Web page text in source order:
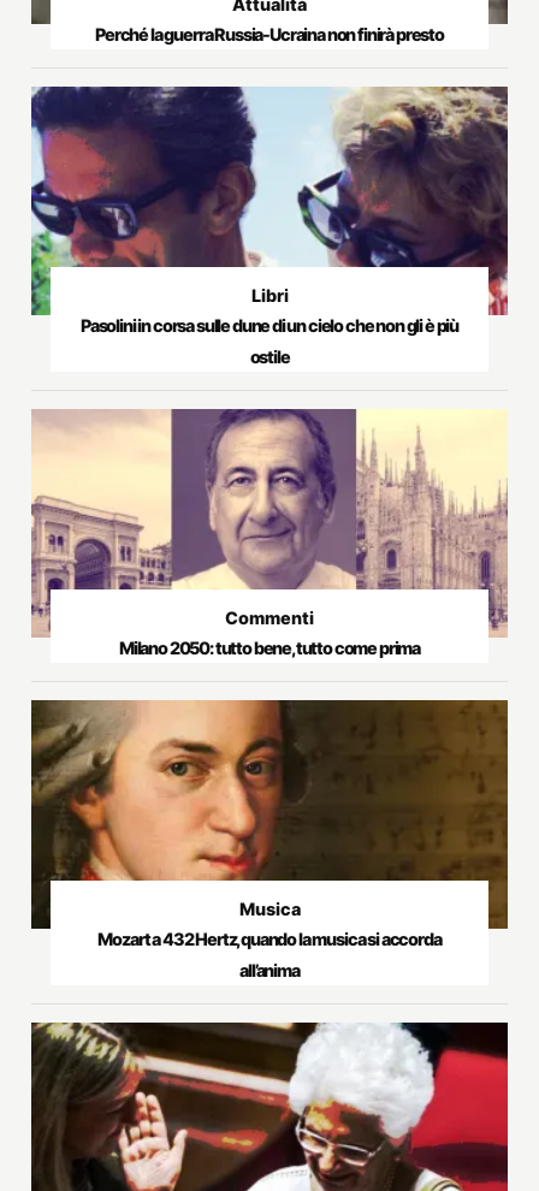
Attualità
Perché la guerra Russia-Ucraina non finirà presto
Libri
Pasolini in corsa sulle dune di un cielo che non gli è più
ostile
Commenti
Milano 2050: tutto bene, tutto come prima
Musica
Mozart a 432 Hertz, quando la musica si accorda
all’anima